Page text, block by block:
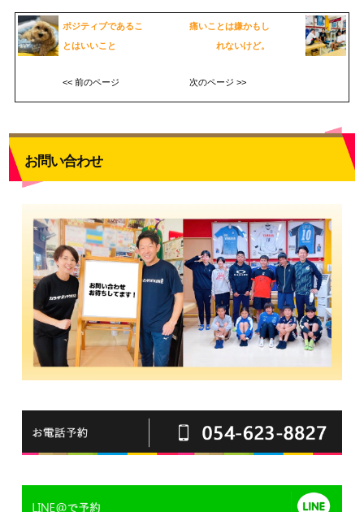
ポジティブであるこ
とはいいこと
<< 前のページ
痛いことは嫌かもし
れないけど。
次のページ >>
お問い合わせ